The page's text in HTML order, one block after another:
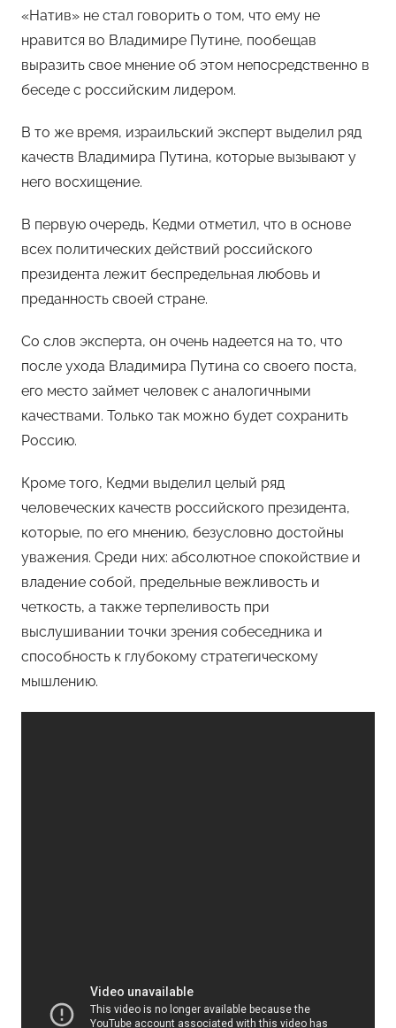
«Натив» не стал говорить о том, что ему не
нравится во Владимире Путине, пообещав
выразить свое мнение об этом непосредственно в
беседе с российским лидером.
В то же время, израильский эксперт выделил ряд
качеств Владимира Путина, которые вызывают у
него восхищение.
В первую очередь, Кедми отметил, что в основе
всех политических действий российского
президента лежит беспредельная любовь и
преданность своей стране.
Со слов эксперта, он очень надеется на то, что
после ухода Владимира Путина со своего поста,
его место займет человек с аналогичными
качествами. Только так можно будет сохранить
Россию.
Кроме того, Кедми выделил целый ряд
человеческих качеств российского президента,
которые, по его мнению, безусловно достойны
уважения. Среди них: абсолютное спокойствие и
владение собой, предельные вежливость и
четкость, а также терпеливость при
выслушивании точки зрения собеседника и
способность к глубокому стратегическому
мышлению.